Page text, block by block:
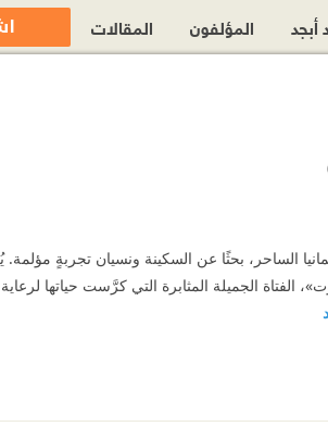
الساحر، بحثًا عن السكينة ونسيان تجربةٍ
الفتاة الجميلة المثابرة التي كرَّست حياتها لرعاية
أبجد المؤلفون المقالات